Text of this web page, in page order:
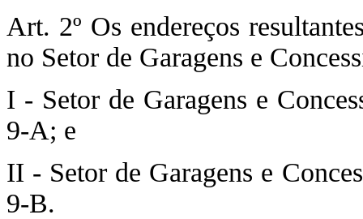
Art. 2º Os endereços
no Setor de Garagens e
I - Setor de Garagens e
9-A; e
II - Setor de Garagens e
9-B.